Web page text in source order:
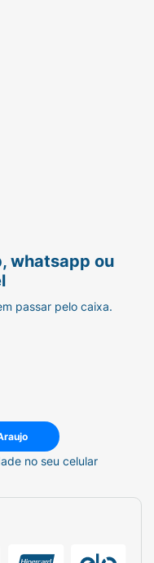
whatsapp ou
passar pelo caixa.
no seu celular